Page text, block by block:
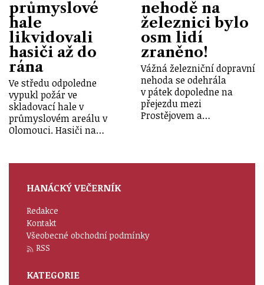
průmyslové
hale
likvidovali
hasiči až do
rána
Ve středu odpoledne
vypukl požár ve
skladovací hale v
průmyslovém areálu v
Olomouci. Hasiči na…
nehodě na
železnici bylo
osm lidí
zraněno!
Vážná železniční dopravní
nehoda se odehrála
v pátek dopoledne na
přejezdu mezi
Prostějovem a…
HANÁCKÝ VEČERNÍK
Redakce
Kontakt
Všeobecné obchodní podmínky
RSS
KATEGORIE